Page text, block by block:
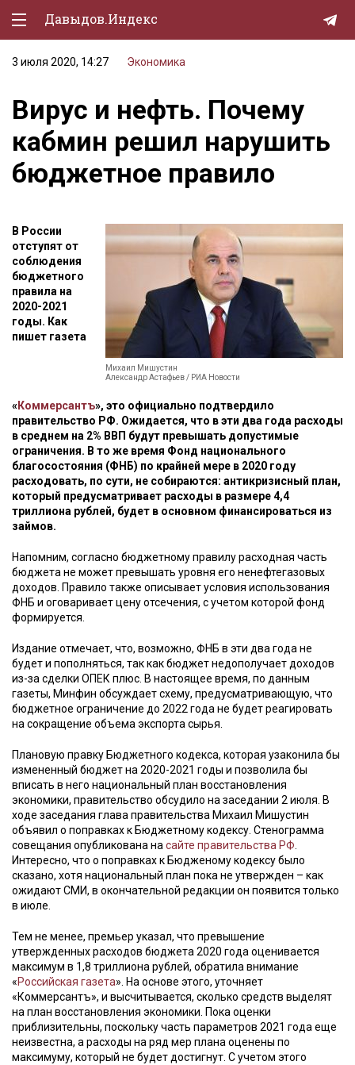
Давыдов.Индекс
Политическая жизнь
Экономика
Природа
Образование
Культура
Lifestyle
Мурзилка
3 июля 2020, 14:27 Экономика
Вирус и нефть. Почему
кабмин решил нарушить
бюджетное правило
Михаил Мишустин
Александр Астафьев / РИА Новости
В России
отступят от
соблюдения
бюджетного
правила на
2020-2021
годы. Как
пишет газета
«Коммерсантъ», это официально подтвердило
правительство РФ. Ожидается, что в эти два года расходы
в среднем на 2% ВВП будут превышать допустимые
ограничения. В то же время Фонд национального
благосостояния (ФНБ) по крайней мере в 2020 году
расходовать, по сути, не собираются: антикризисный план,
который предусматривает расходы в размере 4,4
триллиона рублей, будет в основном финансироваться из
займов.
Напомним, согласно бюджетному правилу расходная часть
бюджета не может превышать уровня его ненефтегазовых
доходов. Правило также описывает условия использования
ФНБ и оговаривает цену отсечения, с учетом которой фонд
формируется.
Издание отмечает, что, возможно, ФНБ в эти два года не
будет и пополняться, так как бюджет недополучает доходов
из-за сделки ОПЕК плюс. В настоящее время, по данным
газеты, Минфин обсуждает схему, предусматривающую, что
бюджетное ограничение до 2022 года не будет реагировать
на сокращение объема экспорта сырья.
Плановую правку Бюджетного кодекса, которая узаконила бы
измененный бюджет на 2020-2021 годы и позволила бы
вписать в него национальный план восстановления
экономики, правительство обсудило на заседании 2 июля. В
ходе заседания глава правительства Михаил Мишустин
объявил о поправках к Бюджетному кодексу. Стенограмма
совещания опубликована на сайте правительства РФ
Интересно, что о поправках к Бюдженому кодексу было
сказано, хотя национальный план пока не утвержден – как
ожидают СМИ, в окончательной редакции он появится только
в июле.
Тем не менее, премьер указал, что превышение
утвержденных расходов бюджета 2020 года оценивается
максимум в 1,8 триллиона рублей, обратила внимание
«Российская газета». На основе этого, уточняет
«Коммерсантъ», и высчитывается, сколько средств выделят
на план восстановления экономики. Пока оценки
приблизительны, поскольку часть параметров 2021 года еще
неизвестна, а расходы на ряд мер плана оценены по
максимуму, который не будет достигнут. С учетом этого